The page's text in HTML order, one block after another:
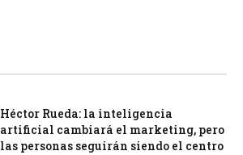
Héctor Rueda: la inteligencia
artificial cambiará el marketing, pero
las personas seguirán siendo el centro